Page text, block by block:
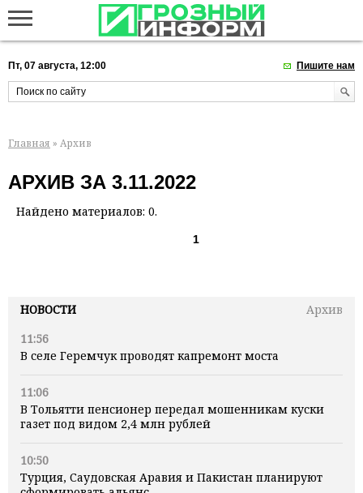
Пт, 07 августа, 12:00 Пишите нам
НОВОСТИ
Архив
11:56
В селе Геремчук проводят капремонт моста
11:06
В Тольятти пенсионер передал мошенникам куски
газет под видом 2,4 млн рублей
10:50
Турция, Саудовская Аравия и Пакистан планируют
Главная » Архив
АРХИВ ЗА 3.11.2022
Найдено материалов: 0.
1